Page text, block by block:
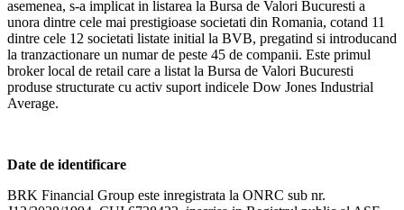
asemenea, s-a implicat in listarea la Bursa de Valori Bucuresti a
unora dintre cele mai prestigioase societati din Romania, cotand 11
dintre cele 12 societati listate initial la BVB, pregatind si introducand
la tranzactionare un numar de peste 45 de companii. Este primul
broker local de retail care a listat la Bursa de Valori Bucuresti
produse structurate cu activ suport indicele Dow Jones Industrial
Average.
Date de identificare
BRK Financial Group este inregistrata la ONRC sub nr.